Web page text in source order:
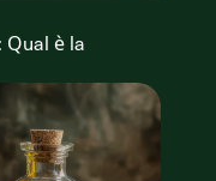
Qual è la